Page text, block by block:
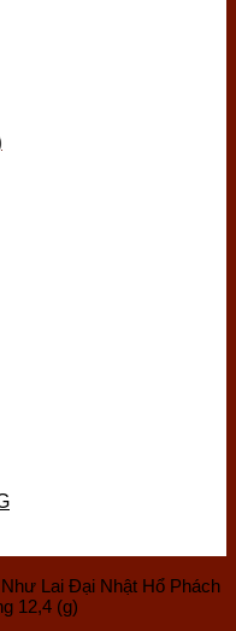
Hương
Lai Đại Nhật Hổ Phách
12,4 (g)